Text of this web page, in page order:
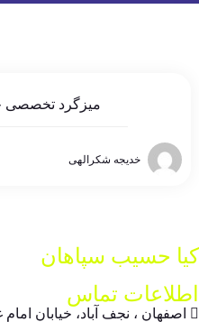
میزگرد تخصصی
خدیجه شکرالهی
کیا حسیب سپاهان
اطلاعات تماس
اصفهان ، نجف آباد، خیابان